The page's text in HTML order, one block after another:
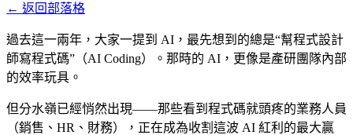
← 返回部落格
過去這一兩年，大家一提到 AI，最先想到的總是“幫程式設計
師寫程式碼”（AI Coding）。那時的 AI，更像是產研團隊內部
的效率玩具。
但分水嶺已經悄然出現——那些看到程式碼就頭疼的業務人員
（銷售、HR、財務），正在成為收割這波 AI 紅利的最大贏